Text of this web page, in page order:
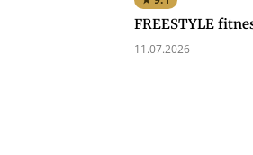
FREESTYLE
11.07.2026